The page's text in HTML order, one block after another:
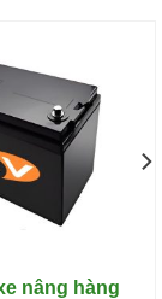
nâng hàng